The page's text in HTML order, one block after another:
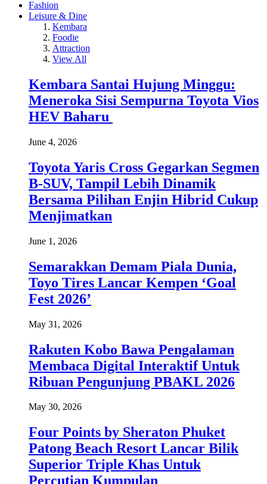
Fashion
Leisure & Dine
Kembara
Foodie
Attraction
View All
Kembara Santai Hujung Minggu:
Meneroka Sisi Sempurna Toyota Vios
HEV Baharu
June 4, 2026
Toyota Yaris Cross Gegarkan Segmen
B-SUV, Tampil Lebih Dinamik
Bersama Pilihan Enjin Hibrid Cukup
Menjimatkan
June 1, 2026
Semarakkan Demam Piala Dunia,
Toyo Tires Lancar Kempen ‘Goal
Fest 2026’
May 31, 2026
Rakuten Kobo Bawa Pengalaman
Membaca Digital Interaktif Untuk
Ribuan Pengunjung PBAKL 2026
May 30, 2026
Four Points by Sheraton Phuket
Patong Beach Resort Lancar Bilik
Superior Triple Khas Untuk
Percutian Kumpulan